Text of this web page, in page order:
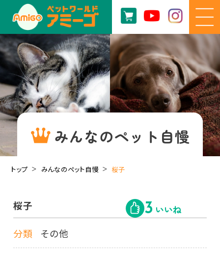
みんなのペット自慢
トップ みんなのペット自慢 桜子
桜子 3 いいね
分類 その他